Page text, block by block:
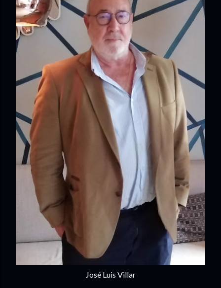
José Luis Villar